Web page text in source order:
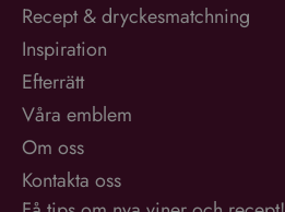
Recept & dryckesmatchning
Inspiration
Efterrätt
Våra emblem
Om oss
Kontakta oss